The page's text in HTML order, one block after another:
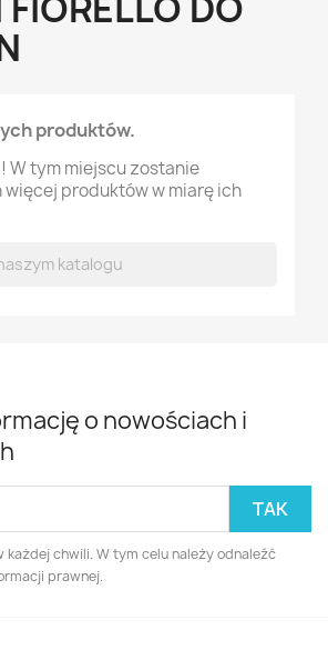
produktów.
W tym miejscu zostanie
produktów w miarę ich
o nowościach i
chwili. W tym celu należy odnaleźć
prawnej.